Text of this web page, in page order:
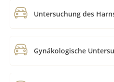
Untersuchung des
Gynäkologische